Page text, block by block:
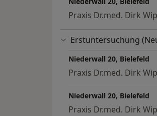
Praxis Dr.med. Dirk
Erstuntersuchung
Niederwall 20, Bielefeld
Praxis Dr.med. Dirk
Niederwall 20, Bielefeld
Praxis Dr.med. Dirk